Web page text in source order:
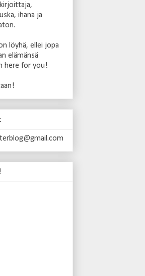
ihana ja
löyhä, ellei jopa
elämänsä
here for you!